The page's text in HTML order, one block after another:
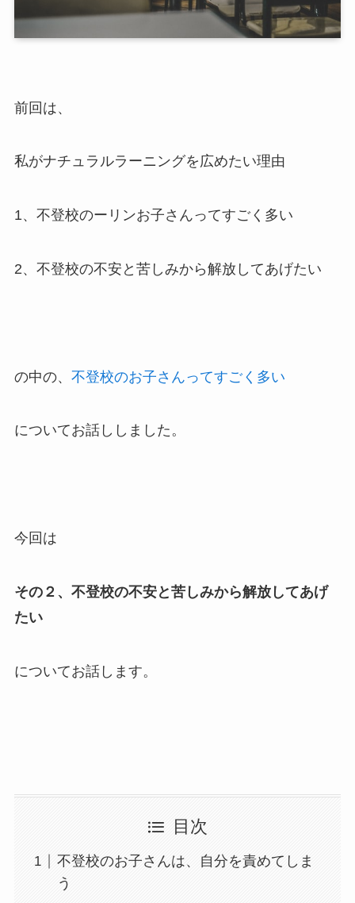
前回は、
私がナチュラルラーニングを広めたい理由
1、不登校のーリンお子さんってすごく多い
2、不登校の不安と苦しみから解放してあげたい
の中の、 不登校のお子さんってすごく多い
についてお話ししました。
今回は
その２、不登校の不安と苦しみから解放してあげ
たい
についてお話します。
目次
不登校のお子さんは、自分を責めてしま
う